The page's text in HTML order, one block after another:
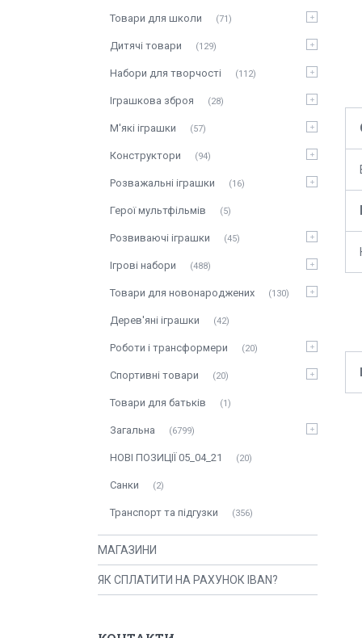
Товари для школи 71
Дитячі товари 129
Набори для творчості 112
Іграшкова зброя 28
М'які іграшки 57
Конструктори 94
Розважальні іграшки 16
Герої мультфільмів 5
Розвиваючі іграшки 45
Ігрові набори 488
Товари для новонароджених 130
Дерев'яні іграшки 42
Роботи і трансформери 20
Спортивні товари 20
Товари для батьків 1
Загальна 6799
НОВІ ПОЗИЦІЇ 05_04_21 20
Санки 2
Транспорт та підгузки 356
МАГАЗИНИ
ЯК СПЛАТИТИ НА РАХУНОК IBAN?